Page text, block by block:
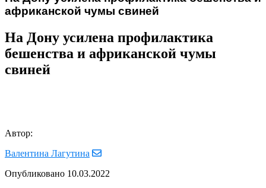
африканской чумы свиней
На Дону усилена профилактика
бешенства и африканской чумы
свиней
Автор:
Валентина Лагутина
Опубликовано 10.03.2022